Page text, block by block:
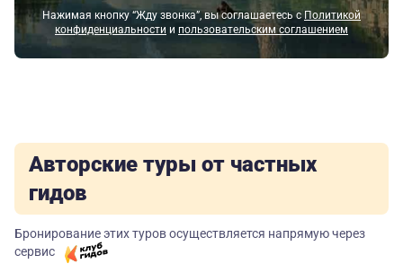
Нажимая кнопку “Жду звонка”, вы соглашаетесь с Политикой
конфиденциальности и пользовательским соглашением
Авторские туры от частных
гидов
Бронирование этих туров осуществляется напрямую через
сервис